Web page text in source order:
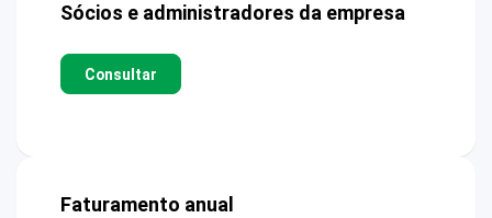
Sócios e administradores da empresa
Consultar
Faturamento anual